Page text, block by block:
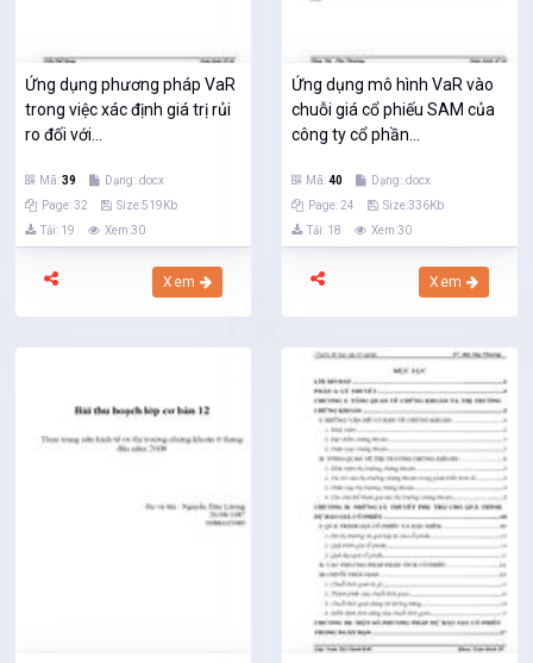
Ứng dụng phương pháp VaR
trong việc xác định giá trị rủi
ro đối với...
Mã:39
Dạng:.docx
Page: 32
Size:519Kb
Tải: 19
Xem:30
Xem
Ứng dụng mô hình VaR vào
chuỗi giá cổ phiếu SAM của
công ty cổ phần...
Mã:40
Dạng:.docx
Page: 24
Size:336Kb
Tải: 18
Xem:30
Xem